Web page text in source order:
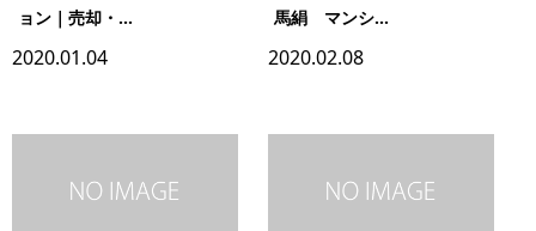
ョン｜売却・...
2020.01.04
馬絹 マンシ...
2020.02.08